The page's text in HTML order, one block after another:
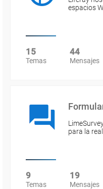
espacios
15
Temas
44
Mensajes
para la
9
Temas
19
Mensajes